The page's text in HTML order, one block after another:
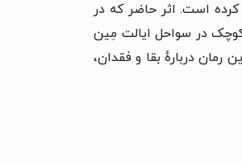
است. اثر حاضر که در
کوچک در سواحل ایالت مِین
دربارهٔ بقا و فقدان،